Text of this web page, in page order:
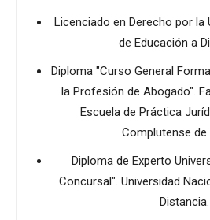
Licenciado en Derecho por la
de Educación a
Diploma "Curso General
la Profesión de Abogado".
Escuela de Práctica
Complutense de
Diploma de Experto
Concursal". Universidad
Distancia.